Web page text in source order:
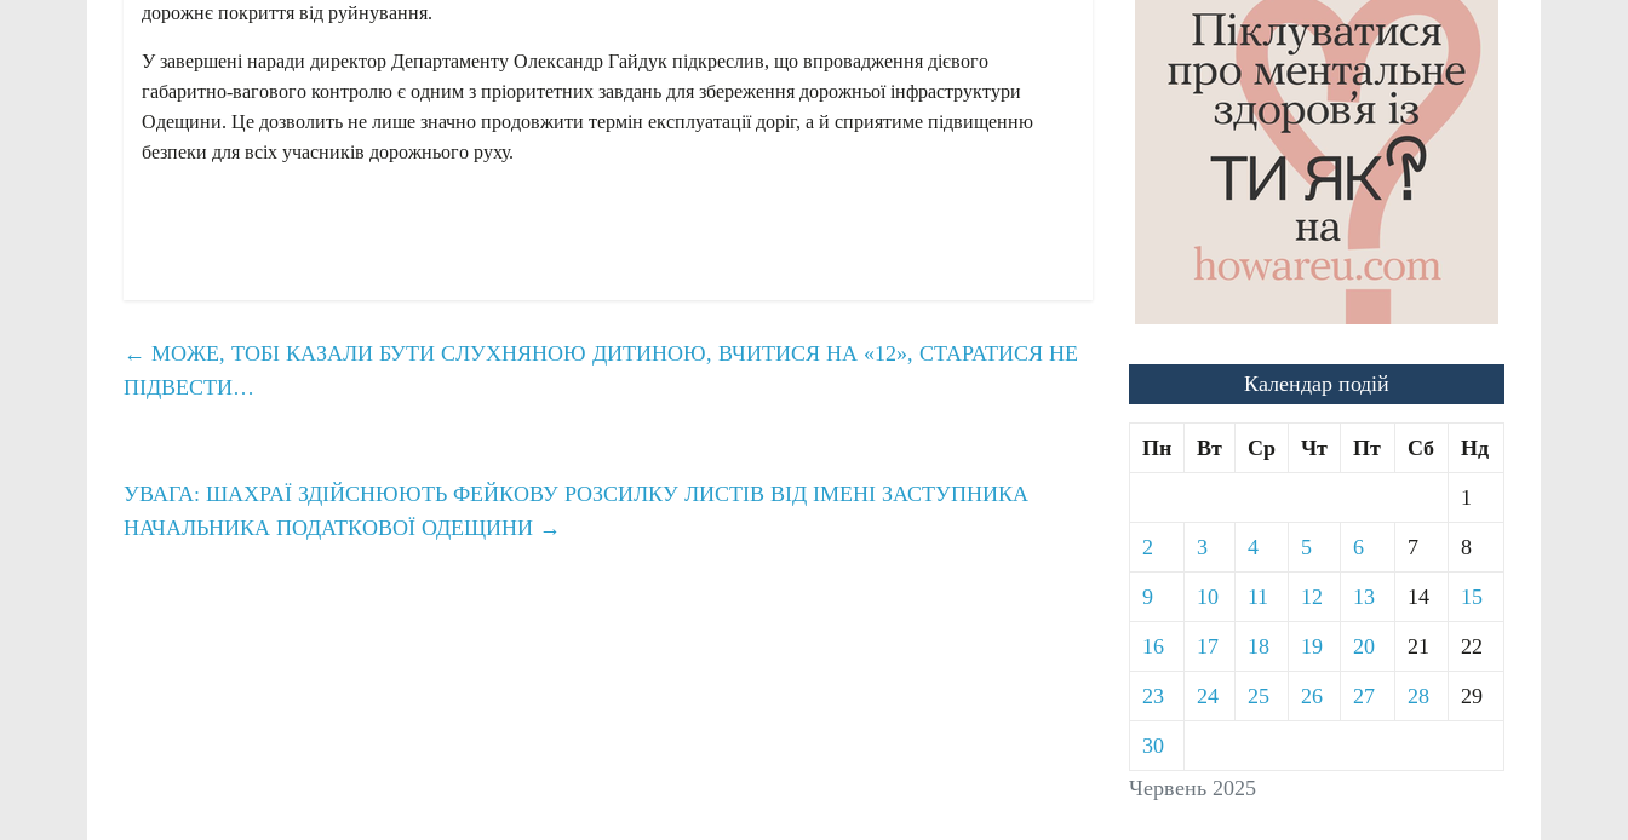
дорожнє покриття від руйнування.
У завершені наради директор Департаменту Олександр Гайдук підкреслив, що впровадження дієвого
габаритно-вагового контролю є одним з пріоритетних завдань для збереження дорожньої інфраструктури
Одещини. Це дозволить не лише значно продовжити термін експлуатації доріг, а й сприятиме підвищенню
безпеки для всіх учасників дорожнього руху.
← МОЖЕ, ТОБІ КАЗАЛИ БУТИ СЛУХНЯНОЮ ДИТИНОЮ, ВЧИТИСЯ НА «12», СТАРАТИСЯ НЕ
ПІДВЕСТИ…
УВАГА: ШАХРАЇ ЗДІЙСНЮЮТЬ ФЕЙКОВУ РОЗСИЛКУ ЛИСТІВ ВІД ІМЕНІ ЗАСТУПНИКА
НАЧАЛЬНИКА ПОДАТКОВОЇ ОДЕЩИНИ →
Календар подій
Червень 2025
Пн Вт Ср Чт Пт Сб Нд
1
2 3 4 5 6 7 8
9 10 11 12 13 14 15
16 17 18 19 20 21 22
23 24 25 26 27 28 29
30